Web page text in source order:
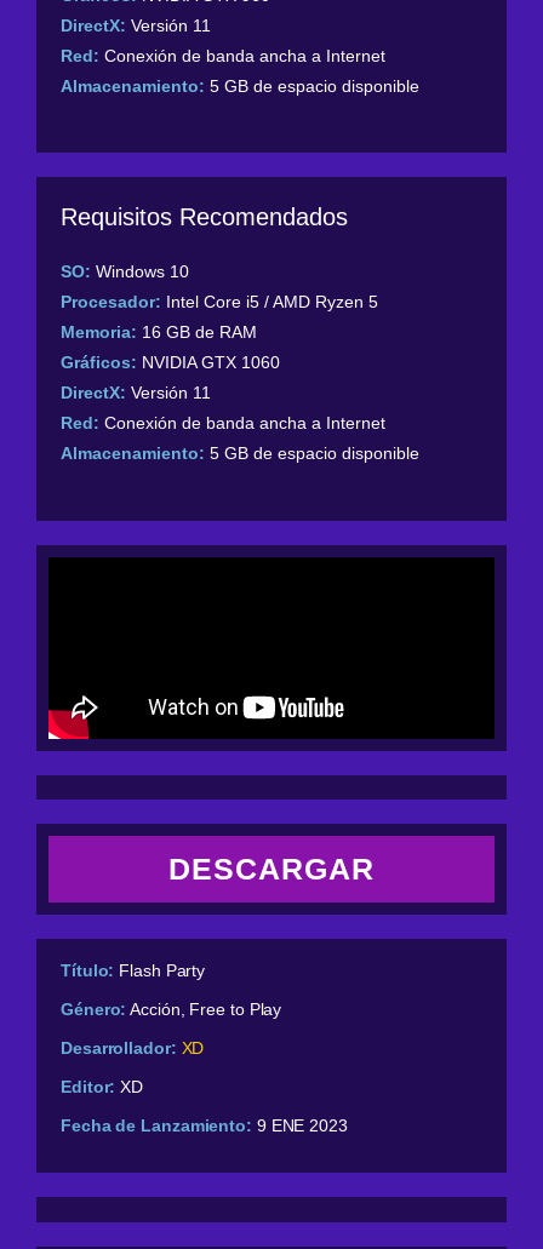
DirectX: Versión 11
Red: Conexión de banda ancha a Internet
Almacenamiento: 5 GB de espacio disponible
Requisitos Recomendados
SO: Windows 10
Procesador: Intel Core i5 / AMD Ryzen 5
Memoria: 16 GB de RAM
Gráficos: NVIDIA GTX 1060
DirectX: Versión 11
Red: Conexión de banda ancha a Internet
Almacenamiento: 5 GB de espacio disponible
DESCARGAR
Título: Flash Party
Género: Acción, Free to Play
Desarrollador: XD
Editor: XD
Fecha de Lanzamiento: 9 ENE 2023